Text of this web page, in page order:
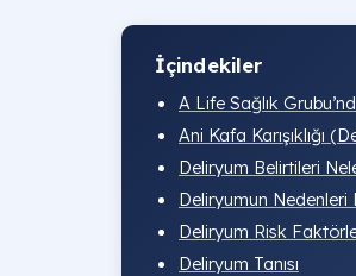
İçindekiler
A Life Sağlık
Ani Kafa Karışıklığı
Deliryum Belirtileri
Deliryumun Nedenleri
Deliryum Risk
Deliryum Tanısı